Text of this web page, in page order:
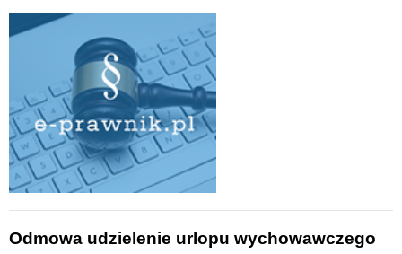
Odmowa udzielenie urlopu wychowawczego